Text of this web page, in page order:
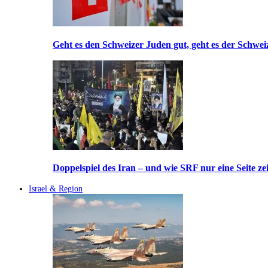
Geht es den Schweizer Juden gut, geht es der
Doppelspiel des Iran – und wie SRF nur eine Seite
Israel & Region